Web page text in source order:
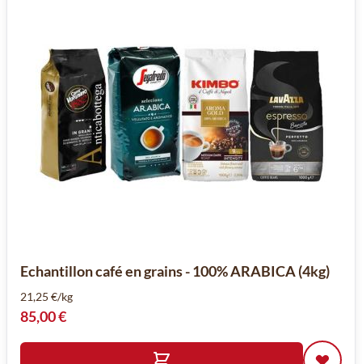
Echantillon café en grains - 100% ARABICA (4kg)
21,25 €/kg
85,00 €